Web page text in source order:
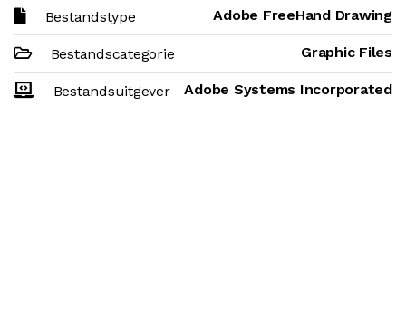
Bestandstype Adobe FreeHand Drawing
Bestandscategorie Graphic Files
Bestandsuitgever Adobe Systems Incorporated